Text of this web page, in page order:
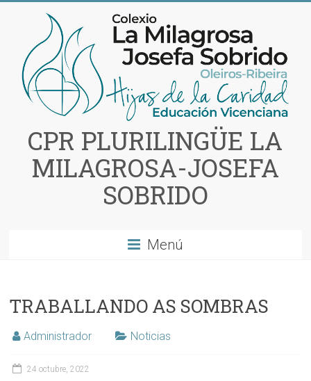
contenido
CPR PLURILINGÜE LA
MILAGROSA-JOSEFA
SOBRIDO
Menú
TRABALLANDO AS SOMBRAS
Administrador Noticias
24 octubre, 2022